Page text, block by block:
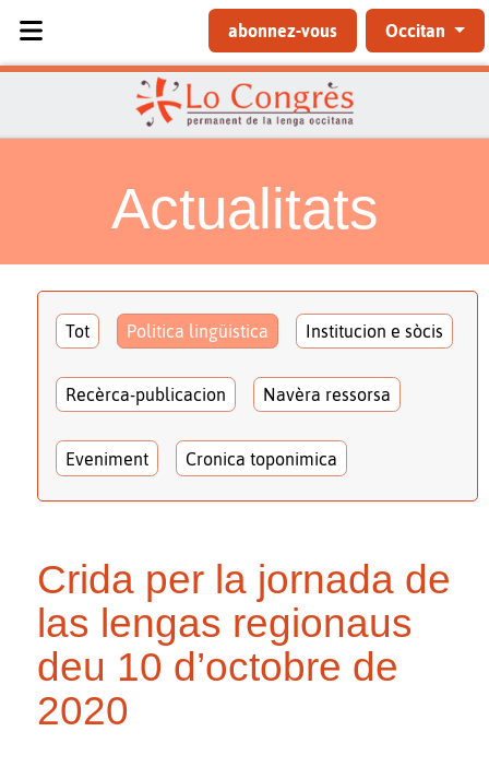
abonnez-vous Occitan
Actualitats
Tot Politica lingüistica Institucion e sòcis
Recèrca-publicacion Navèra ressorsa
Eveniment Cronica toponimica
Crida per la jornada de
las lengas regionaus
deu 10 d’octobre de
2020